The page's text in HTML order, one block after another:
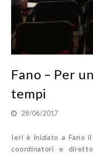
Fano – Per
tempi
28/06/2017
Ieri è iniziato a Fano
coordinatori e